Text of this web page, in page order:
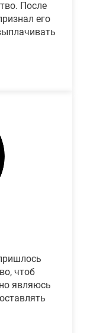
После
его
чтоб
являюсь